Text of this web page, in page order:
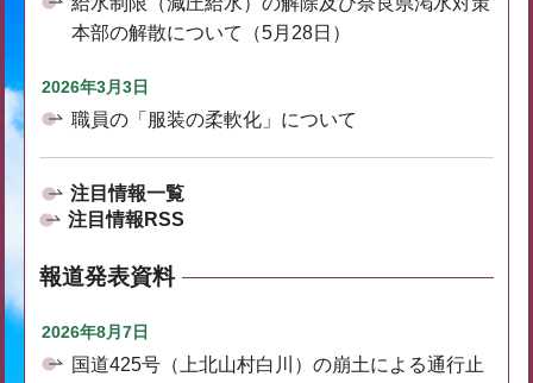
本部の解散について（5月28日）
2026年3月3日
職員の「服装の柔軟化」について
注目情報一覧
注目情報RSS
報道発表資料
2026年8月7日
国道425号（上北山村白川）の崩土による通行止